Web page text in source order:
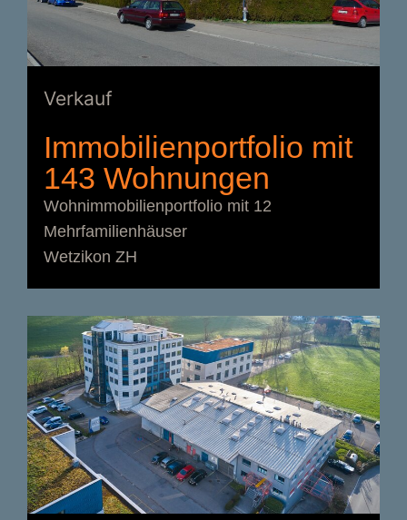
Verkauf
Immobilienportfolio mit
143 Wohnungen
Wohnimmobilienportfolio mit 12
Mehrfamilienhäuser
Wetzikon ZH